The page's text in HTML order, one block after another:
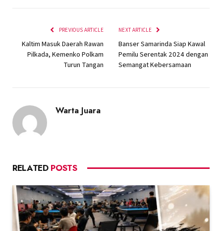
PREVIOUS ARTICLE
Kaltim Masuk Daerah Rawan
Pilkada, Kemenko Polkam
Turun Tangan
NEXT ARTICLE
Banser Samarinda Siap Kawal
Pemilu Serentak 2024 dengan
Semangat Kebersamaan
Warta Juara
RELATED POSTS